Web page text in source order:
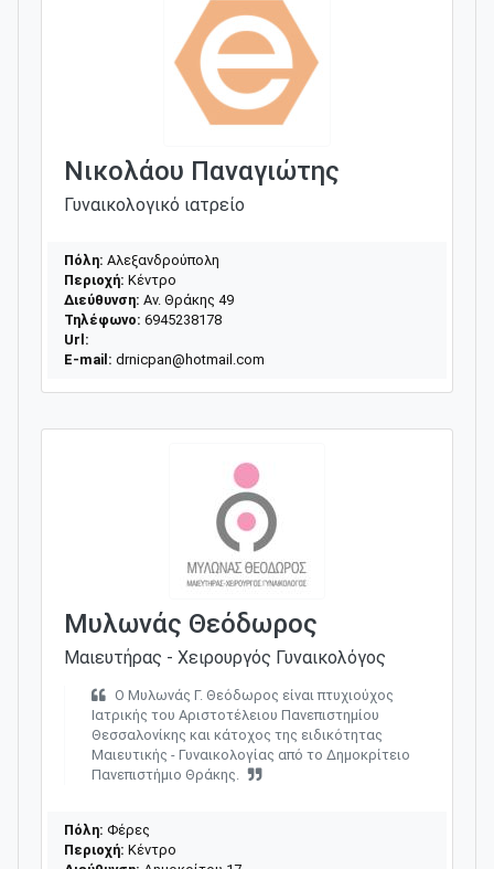
Νικολάου Παναγιώτης
Γυναικολογικό ιατρείο
Πόλη: Αλεξανδρούπολη
Περιοχή: Κέντρο
Διεύθυνση: Αν. Θράκης 49
Τηλέφωνο: 6945238178
Url:
E-mail: drnicpan@hotmail.com
Μυλωνάς Θεόδωρος
Μαιευτήρας - Χειρουργός Γυναικολόγος
Ο Μυλωνάς Γ. Θεόδωρος είναι πτυχιούχος
Ιατρικής του Αριστοτέλειου Πανεπιστημίου
Θεσσαλονίκης και κάτοχος της ειδικότητας
Μαιευτικής - Γυναικολογίας από το Δημοκρίτειο
Πανεπιστήμιο Θράκης.
Πόλη: Φέρες
Περιοχή: Κέντρο